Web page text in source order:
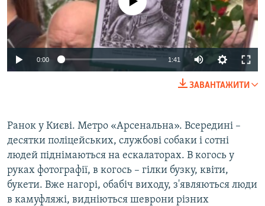
0:00 1:41
ЗАВАНТАЖИТИ
Ранок у Києві. Метро «Арсенальна». Всередині –
десятки поліцейських, службові собаки і сотні
людей піднімаються на ескалаторах. В когось у
руках фотографії, в когось – гілки бузку, квіти,
букети. Вже нагорі, обабіч виходу, з'являються люди
в камуфляжі, видніються шеврони різних